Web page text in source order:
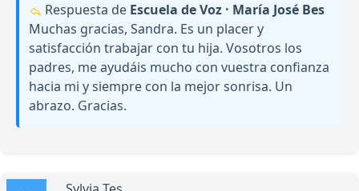
Respuesta de Escuela de Voz · María José Bes
Muchas gracias, Sandra. Es un placer y
satisfacción trabajar con tu hija. Vosotros los
padres, me ayudáis mucho con vuestra confianza
hacia mi y siempre con la mejor sonrisa. Un
abrazo. Gracias.